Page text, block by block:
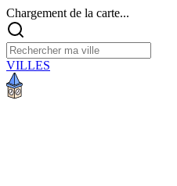
Chargement de la carte...
VILLES